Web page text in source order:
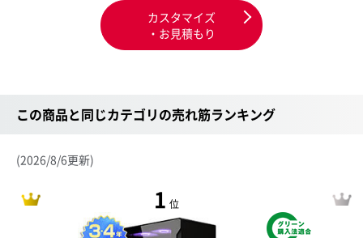
カスタマイズ
・お見積もり
この商品と同じカテゴリの売れ筋ランキング
(2026/8/6更新)
1 位